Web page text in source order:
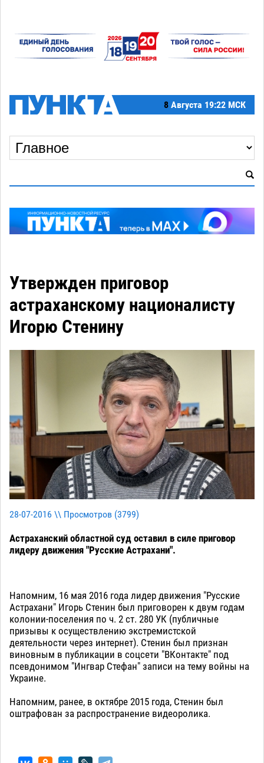
8 Августа 19:22 МСК
Утвержден приговор
астраханскому националисту
Игорю Стенину
28-07-2016 \\ Просмотров (3799)
Астраханский областной суд оставил в силе приговор
лидеру движения "Русские Астрахани".
Напомним, 16 мая 2016 года лидер движения "Русские
Астрахани" Игорь Стенин был приговорен к двум годам
колонии-поселения по ч. 2 ст. 280 УК (публичные
призывы к осуществлению экстремистской
деятельности через интернет). Стенин был признан
виновным в публикации в соцсети "ВКонтакте" под
псевдонимом "Ингвар Стефан" записи на тему войны на
Украине.
Напомним, ранее, в октябре 2015 года, Стенин был
оштрафован за распространение видеоролика.